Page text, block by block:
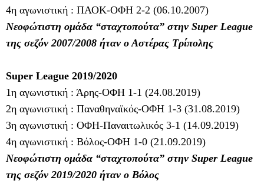
4η αγωνιστική : ΠΑΟΚ-ΟΦΗ 2-2 (06.10.2007)
Νεοφώτιστη ομάδα “σταχτοπούτα” στην Super League
της σεζόν 2007/2008 ήταν ο Αστέρας Τρίπολης
Super League 2019/2020
1η αγωνιστική : Άρης-ΟΦΗ 1-1 (24.08.2019)
2η αγωνιστική : Παναθηναϊκός-ΟΦΗ 1-3 (31.08.2019)
3η αγωνιστική : ΟΦΗ-Παναιτωλικός 3-1 (14.09.2019)
4η αγωνιστική : Βόλος-ΟΦΗ 1-0 (21.09.2019)
Νεοφώτιστη ομάδα “σταχτοπούτα” στην Super League
της σεζόν 2019/2020 ήταν ο Βόλος